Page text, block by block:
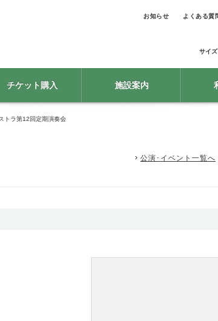
お知らせ よくある質
サイズ
チケット購入 施設案内
トラ第12回定期演奏会
公演･イベント一覧へ